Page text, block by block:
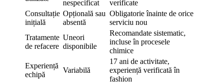
nespecificat
verificate
Consultație
inițială
Opțională sau
absentă
Obligatorie înainte de orice
serviciu nou
Tratamente
de refacere
Uneori
disponibile
Recomandate sistematic,
incluse în procesele
chimice
Experiență
echipă
Variabilă
17 ani de activitate,
experiență verificată în
fashion